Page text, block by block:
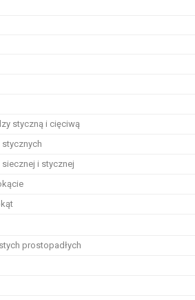
styczną i cięciwą
i stycznej
prostopadłych